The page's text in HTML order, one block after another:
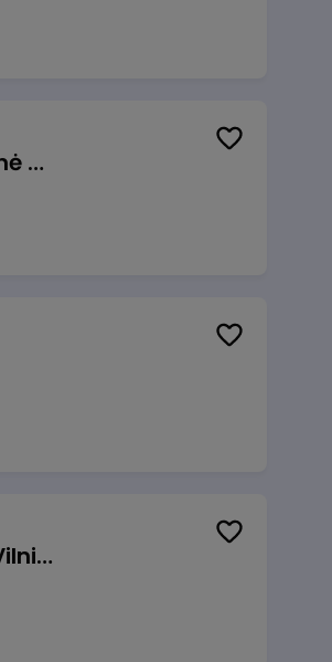
Kasininkas (-ė) - pardavėjas (-a), Centrinė g. 62, Galgiai
Transformacijos projektų vadovas (-ė) (Vilnius, LT)